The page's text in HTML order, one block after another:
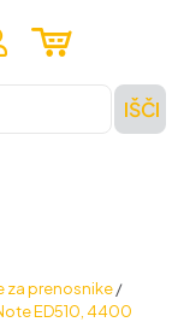
IŠČI
za prenosnike /
ED510, 4400